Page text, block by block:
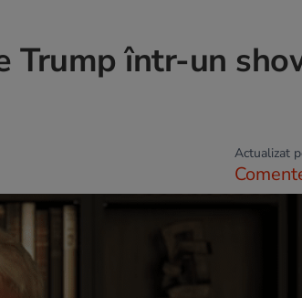
Trump într-un
Actualizat